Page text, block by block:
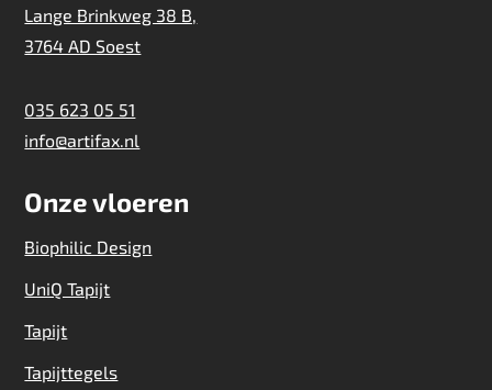
Lange Brinkweg 38 B,
3764 AD Soest
035 623 05 51
info@artifax.nl
Onze vloeren
Biophilic Design
UniQ Tapijt
Tapijt
Tapijttegels